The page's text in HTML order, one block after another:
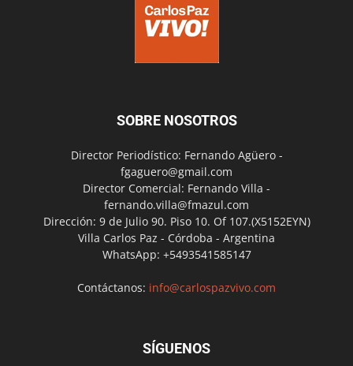
SOBRE NOSOTROS
Director Periodístico: Fernando Agüero -
fgaguero@gmail.com
Director Comercial: Fernando Villa -
fernando.villa@fmazul.com
Dirección: 9 de Julio 90. Piso 10. Of 107.(X5152EYN)
Villa Carlos Paz - Córdoba - Argentina
WhatsApp: +5493541585147
Contáctanos: info@carlospazvivo.com
SÍGUENOS